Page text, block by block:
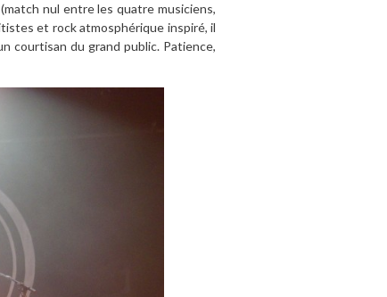
nul entre les quatre musiciens,
et rock atmosphérique inspiré, il
courtisan du grand public. Patience,